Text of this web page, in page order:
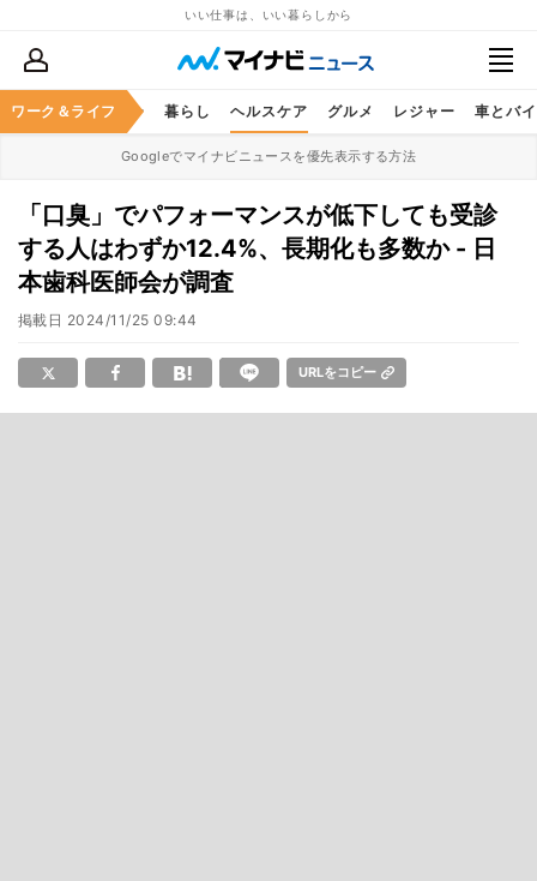
いい仕事は、いい暮らしから
ワーク＆ライフ
ススキル マネー 暮らし ヘルスケア グルメ レジャー 車とバ
Googleでマイナビニュースを優先表示する方法
「口臭」でパフォーマンスが低下しても受診
する人はわずか12.4%、長期化も多数か - 日
本歯科医師会が調査
掲載日 2024/11/25 09:44
URLをコピー